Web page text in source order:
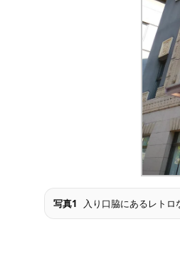
写真1 入り口脇にあるレトロ